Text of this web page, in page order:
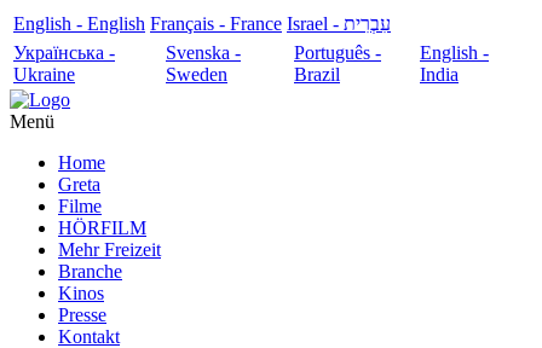
English - English Français - France
עִבְרִית - Israel
Українська -
Ukraine
Svenska -
Sweden
Português -
Brazil
English -
India
Menü
Home
Greta
Filme
HÖRFILM
Mehr Freizeit
Branche
Kinos
Presse
Kontakt